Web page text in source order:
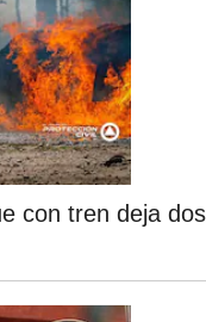
con tren deja dos